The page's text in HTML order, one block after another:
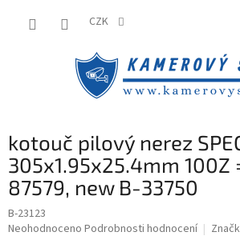
CZK
kotouč pilový nerez
305x1.95x25.4mm 100Z
87579, new B-33750
B-23123
Průměrné
Neohodnoceno Podrobnosti hodnocení